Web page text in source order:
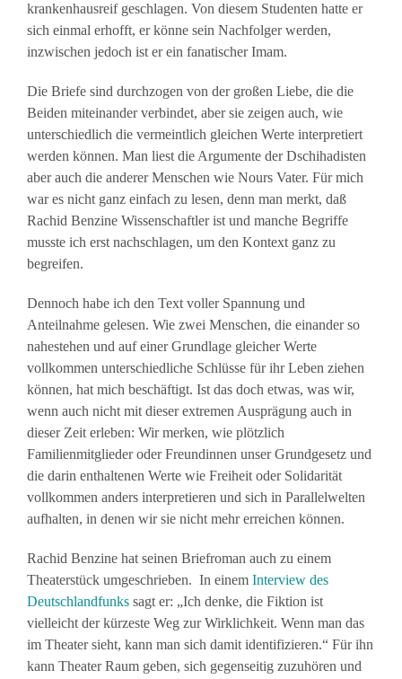
krankenhausreif geschlagen. Von diesem Studenten hatte er
sich einmal erhofft, er könne sein Nachfolger werden,
inzwischen jedoch ist er ein fanatischer Imam.
Die Briefe sind durchzogen von der großen Liebe, die die
Beiden miteinander verbindet, aber sie zeigen auch, wie
unterschiedlich die vermeintlich gleichen Werte interpretiert
werden können. Man liest die Argumente der Dschihadisten
aber auch die anderer Menschen wie Nours Vater. Für mich
war es nicht ganz einfach zu lesen, denn man merkt, daß
Rachid Benzine Wissenschaftler ist und manche Begriffe
musste ich erst nachschlagen, um den Kontext ganz zu
begreifen.
Dennoch habe ich den Text voller Spannung und
Anteilnahme gelesen. Wie zwei Menschen, die einander so
nahestehen und auf einer Grundlage gleicher Werte
vollkommen unterschiedliche Schlüsse für ihr Leben ziehen
können, hat mich beschäftigt. Ist das doch etwas, was wir,
wenn auch nicht mit dieser extremen Ausprägung auch in
dieser Zeit erleben: Wir merken, wie plötzlich
Familienmitglieder oder Freundinnen unser Grundgesetz und
die darin enthaltenen Werte wie Freiheit oder Solidarität
vollkommen anders interpretieren und sich in Parallelwelten
aufhalten, in denen wir sie nicht mehr erreichen können.
Rachid Benzine hat seinen Briefroman auch zu einem
Theaterstück umgeschrieben. In einem Interview des
Deutschlandfunks sagt er: „Ich denke, die Fiktion ist
vielleicht der kürzeste Weg zur Wirklichkeit. Wenn man das
im Theater sieht, kann man sich damit identifizieren.“ Für ihn
kann Theater Raum geben, sich gegenseitig zuzuhören und